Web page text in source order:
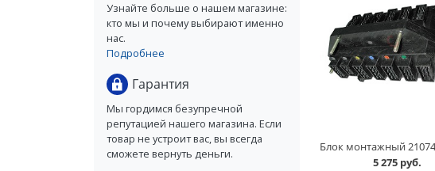
Узнайте больше о нашем магазине:
кто мы и почему выбирают именно
нас.
Подробнее
Гарантия
Мы гордимся безупречной
репутацией нашего магазина. Если
товар не устроит вас, вы всегда
сможете вернуть деньги.
5 275 руб.